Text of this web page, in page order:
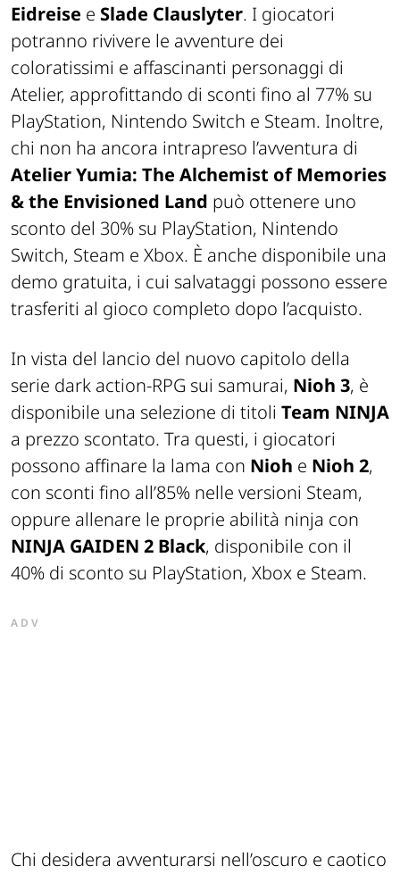
Eidreise e Slade Clauslyter. I giocatori
potranno rivivere le avventure dei
coloratissimi e affascinanti personaggi di
Atelier, approfittando di sconti fino al 77% su
PlayStation, Nintendo Switch e Steam. Inoltre,
chi non ha ancora intrapreso l’avventura di
Atelier Yumia: The Alchemist of Memories
& the Envisioned Land può ottenere uno
sconto del 30% su PlayStation, Nintendo
Switch, Steam e Xbox. È anche disponibile una
demo gratuita, i cui salvataggi possono essere
trasferiti al gioco completo dopo l’acquisto.
In vista del lancio del nuovo capitolo della
serie dark action-RPG sui samurai, Nioh 3, è
disponibile una selezione di titoli Team NINJA
a prezzo scontato. Tra questi, i giocatori
possono affinare la lama con Nioh e Nioh 2,
con sconti fino all’85% nelle versioni Steam,
oppure allenare le proprie abilità ninja con
NINJA GAIDEN 2 Black, disponibile con il
40% di sconto su PlayStation, Xbox e Steam.
ADV
Chi desidera avventurarsi nell’oscuro e caotico